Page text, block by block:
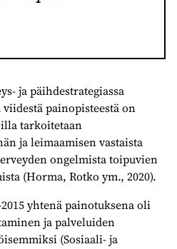
ja päihdestrategiassa
viidestä painopisteestä on
tarkoitetaan
ja leimaamisen vastaista
ongelmista toipuvien
(Horma, Rotko ym., 2020).
yhtenä painotuksena oli
ja palveluiden
(Sosiaali- ja